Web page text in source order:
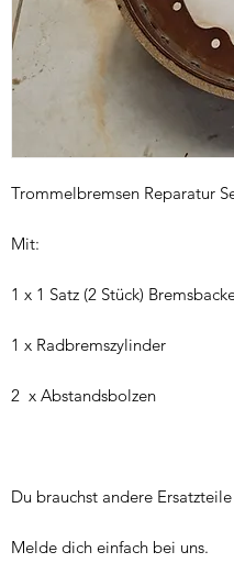
Trommelbremsen Reparatur
Mit:
1 x 1 Satz (2 Stück)
1 x Radbremszylinder
2 x Abstandsbolzen
Du brauchst andere
Melde dich einfach bei uns.